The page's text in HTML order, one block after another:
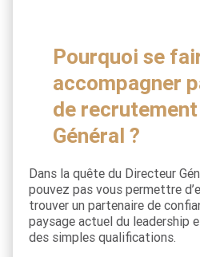
Pourquoi se
accompagner
de
Général ?
Dans la quête du Directeur
pouvez pas vous permettre
trouver un partenaire de
paysage actuel du leadership
des simples qualifications.